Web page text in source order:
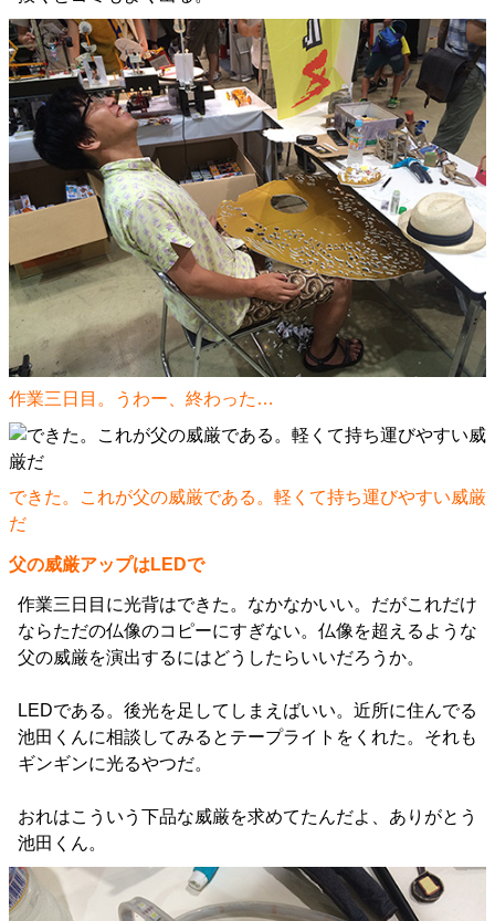
作業三日目。うわー、終わった…
できた。これが父の威厳である。軽くて持ち運びやすい威厳
だ
父の威厳アップはLEDで
作業三日目に光背はできた。なかなかいい。だがこれだけ
ならただの仏像のコピーにすぎない。仏像を超えるような
父の威厳を演出するにはどうしたらいいだろうか。
LEDである。後光を足してしまえばいい。近所に住んでる
池田くんに相談してみるとテープライトをくれた。それも
ギンギンに光るやつだ。
おれはこういう下品な威厳を求めてたんだよ、ありがとう
池田くん。